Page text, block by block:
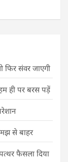
फिर संवर जाएगी
ही पर बरस पड़ें
से बाहर
फैसला दिया